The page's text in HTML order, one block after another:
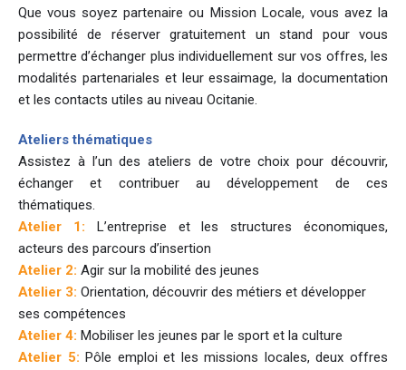
Que vous soyez partenaire ou Mission Locale, vous avez la
possibilité de réserver gratuitement un stand pour vous
permettre d’échanger plus individuellement sur vos offres, les
modalités partenariales et leur essaimage, la documentation
et les contacts utiles au niveau Ocitanie.
Ateliers thématiques
Assistez à l’un des ateliers de votre choix pour découvrir,
échanger et contribuer au développement de ces
thématiques.
Atelier 1: L’entreprise et les structures économiques,
acteurs des parcours d’insertion
Atelier 2: Agir sur la mobilité des jeunes
Atelier 3: Orientation, découvrir des métiers et développer
ses compétences
Atelier 4: Mobiliser les jeunes par le sport et la culture
Atelier 5: Pôle emploi et les missions locales, deux offres